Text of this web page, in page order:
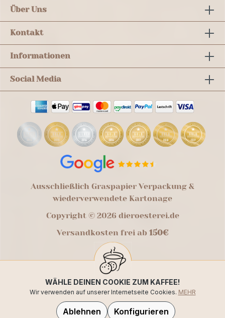
Über Uns
Kontakt
Informationen
Social Media
Ausschließlich Graspapier Verpackung &
wiederverwendete Kartonage
Copyright © 2026 dieroesterei.de
Versandkosten frei ab 150€
WÄHLE DEINEN COOKIE ZUM KAFFEE!
Wir verwenden auf unserer Internetseite Cookies. MEHR
Ablehnen Konfigurieren